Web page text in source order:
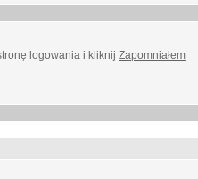
logowania i kliknij Zapomniałem